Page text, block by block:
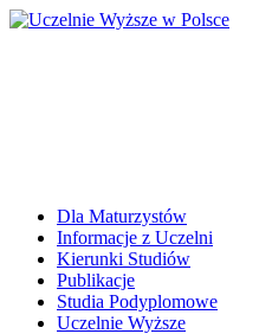
Dla Maturzystów
Informacje z Uczelni
Kierunki Studiów
Publikacje
Studia Podyplomowe
Uczelnie Wyższe